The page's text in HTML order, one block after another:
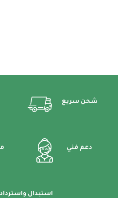
شحن سريع
دعم فني
استبدال واسترداد